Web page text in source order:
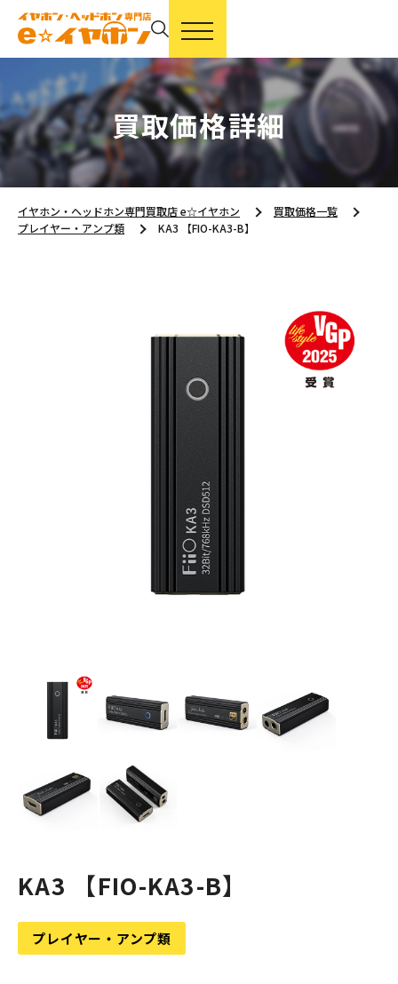
買取価格詳細
イヤホン・ヘッドホン専門買取店 e☆イヤホン
買取価格一覧
プレイヤー・アンプ類
KA3 【FIO-KA3-B】
KA3 【FIO-KA3-B】
プレイヤー・アンプ類